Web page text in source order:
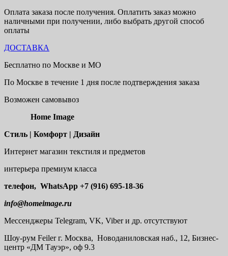
Оплата заказа после получения. Оплатить заказ можно
наличными при получении, либо выбрать другой способ
оплаты
ДОСТАВКА
Бесплатно по Москве и МО
По Москве в течение 1 дня после подтверждения заказа
Возможен самовывоз
Home Image
Стиль | Комфорт | Дизайн
Интернет магазин текстиля и предметов
интерьера премиум класса
телефон, WhatsApp +7 (916) 695-18-36
info@homeimage.ru
Мессенджеры Telegram, VK, Viber и др. отсутствуют
Шоу-рум Feiler г. Москва, Новоданиловская наб., 12, Бизнес-
центр «ДМ Тауэр», оф 9.3